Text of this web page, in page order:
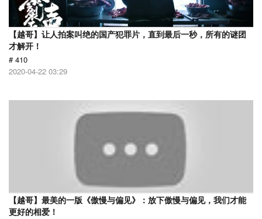
【越哥】让人拍案叫绝的国产犯罪片，直到最后一秒，所有的谜团
才解开！
# 410
2020-04-22 03:29
【越哥】最美的一版《傲慢与偏见》：放下傲慢与偏见，我们才能
更好的相爱！